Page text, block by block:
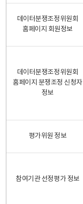
데이터분쟁조정위원회
홈페이지 회원정보
데이터분쟁조정위원회
홈페이지 분쟁조정 신청자
정보
평가위원 정보
참여기관 선정평가 정보